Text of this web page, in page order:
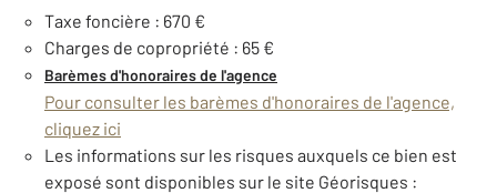
Taxe foncière : 670 €
Charges de copropriété : 65 €
Barèmes d'honoraires de l'agence
Pour consulter les barèmes d'honoraires de l'agence,
cliquez ici
Les informations sur les risques auxquels ce bien est
exposé sont disponibles sur le site Géorisques :